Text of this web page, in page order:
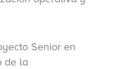
Senior en
de la